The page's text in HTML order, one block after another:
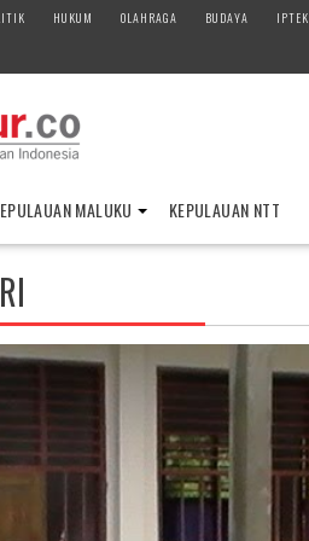
HUKUM OLAHRAGA BUDAYA IPTEK
MALUKU KEPULAUAN NTT